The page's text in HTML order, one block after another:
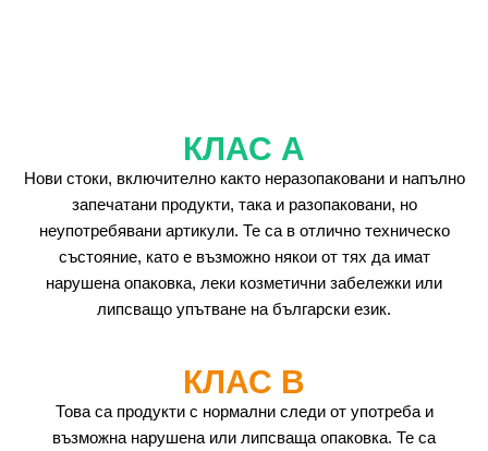
КЛАС А
Нови стоки, включително както неразопаковани и напълно
запечатани продукти, така и разопаковани, но
неупотребявани артикули. Те са в отлично техническо
състояние, като е възможно някои от тях да имат
нарушена опаковка, леки козметични забележки или
липсващо упътване на български език.
КЛАС B
Това са продукти с нормални следи от употреба и
възможна нарушена или липсваща опаковка. Те са